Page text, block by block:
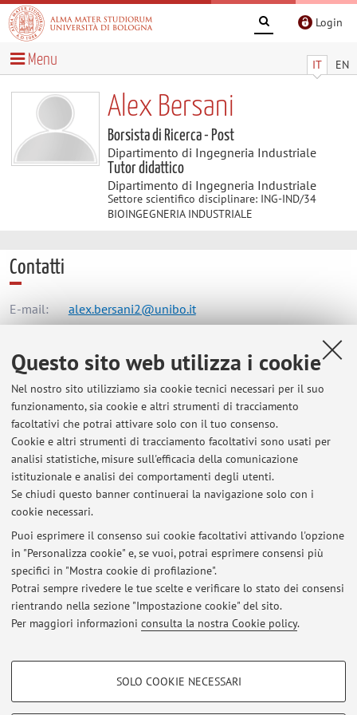
Questo sito web utilizza i cookie
Nel nostro sito utilizziamo sia cookie tecnici necessari per il suo
funzionamento, sia cookie e altri strumenti di tracciamento
facoltativi che potrai attivare solo con il tuo consenso.
Cookie e altri strumenti di tracciamento facoltativi sono usati per
analisi statistiche, misure sull'efficacia della comunicazione
istituzionale e analisi dei comportamenti degli utenti.
Se chiudi questo banner continuerai la navigazione solo con i
cookie necessari.
Puoi esprimere il consenso sui cookie facoltativi attivando l'opzione
in "Personalizza cookie" e, se vuoi, potrai esprimere consensi più
specifici in "Mostra cookie di profilazione".
Potrai sempre rivedere le tue scelte e verificare lo stato dei consensi
rientrando nella sezione "Impostazione cookie" del sito.
Per maggiori informazioni consulta la nostra Cookie policy.
COOKIE DI PROFILAZIONE - FACOLTATIVI
SOLO COOKIE NECESSARI
Login
IT EN
Menu
Alex Bersani
Borsista di Ricerca - Post
Dipartimento di Ingegneria Industriale
Tutor didattico
Dipartimento di Ingegneria Industriale
Settore scientifico disciplinare: ING-IND/34
BIOINGEGNERIA INDUSTRIALE
Contatti
E-mail: alex.bersani2@unibo.it
Dipartimento di Ingegneria Industriale
Viale del Risorgimento 2, Bologna -Vai alla mappa
Risorse in rete
ORCID
Ultimi avvisi
Al momento non sono presenti avvisi.
Area riservata